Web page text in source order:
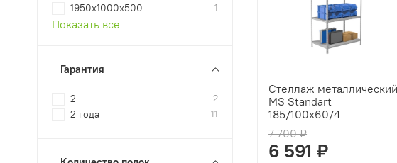
Стеллаж металлический
MS Standart
185/100x60/4
7 700 ₽
6 591 ₽
1950x1000x500 1
Показать все
Гарантия
2 2
2 года 11